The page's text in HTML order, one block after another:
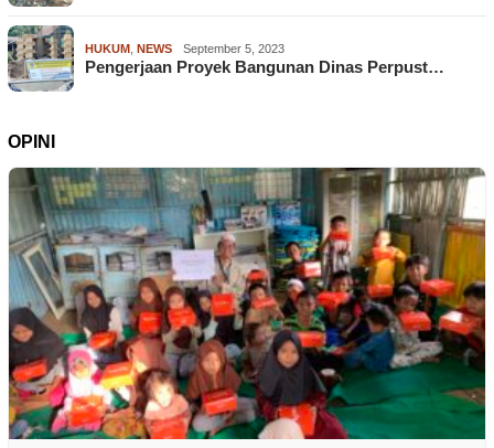
HUKUM NEWS September 5, 2023
Pengerjaan Proyek Bangunan Dinas Perpust…
OPINI